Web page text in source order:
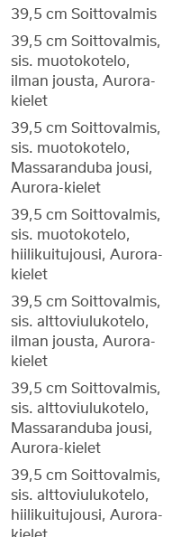
39,5 cm Soittovalmis
39,5 cm Soittovalmis,
sis. muotokotelo,
ilman jousta, Aurora-
kielet
39,5 cm Soittovalmis,
sis. muotokotelo,
Massaranduba jousi,
Aurora-kielet
39,5 cm Soittovalmis,
sis. muotokotelo,
hiilikuitujousi, Aurora-
kielet
39,5 cm Soittovalmis,
sis. alttoviulukotelo,
ilman jousta, Aurora-
kielet
39,5 cm Soittovalmis,
sis. alttoviulukotelo,
Massaranduba jousi,
Aurora-kielet
39,5 cm Soittovalmis,
sis. alttoviulukotelo,
hiilikuitujousi, Aurora-